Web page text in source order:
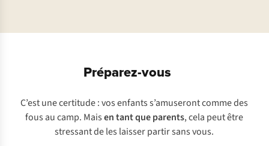
Préparez-vous
C’est une certitude : vos enfants s’amuseront comme des
fous au camp. Maisen tant que parents, cela peut être
stressant de les laisser partir sans vous.